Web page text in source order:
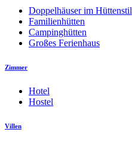
Doppelhäuser im Hüttenstil
Familienhütten
Campinghütten
Großes Ferienhaus
Zimmer
Hotel
Hostel
Villen